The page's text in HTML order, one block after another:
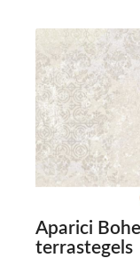
Aparici
terrastegels